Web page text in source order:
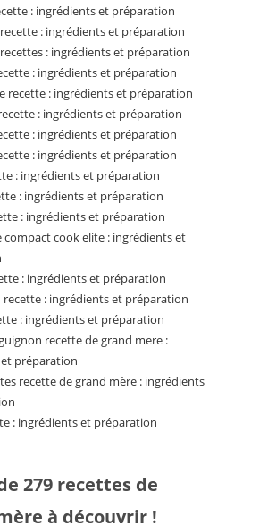
: ingrédients et préparation
: ingrédients et préparation
: ingrédients et préparation
: ingrédients et préparation
recette : ingrédients et préparation
: ingrédients et préparation
: ingrédients et préparation
: ingrédients et préparation
: ingrédients et préparation
: ingrédients et préparation
: ingrédients et préparation
compact cook elite : ingrédients et
: ingrédients et préparation
recette : ingrédients et préparation
: ingrédients et préparation
recette de grand mere :
préparation
recette de grand mère : ingrédients
: ingrédients et préparation
279 recettes de
à découvrir !